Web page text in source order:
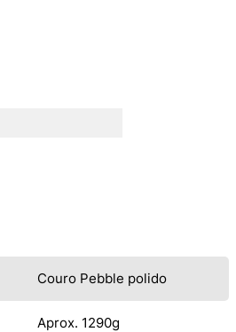
Couro Pebble polido
Aprox. 1290g